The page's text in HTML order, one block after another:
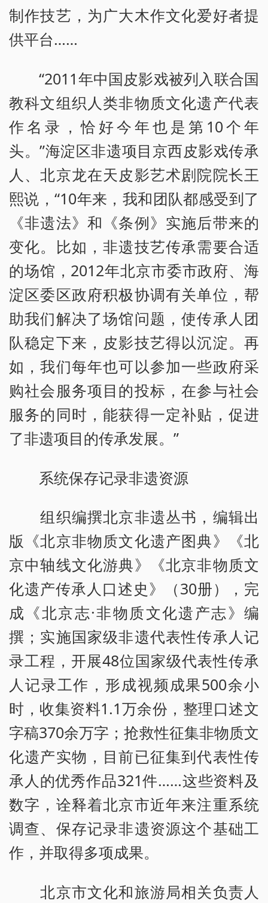
制作技艺，为广大木作文化爱好者提
供平台……
“2011年中国皮影戏被列入联合国
教科文组织人类非物质文化遗产代表
作名录，恰好今年也是第10个年
头。”海淀区非遗项目京西皮影戏传承
人、北京龙在天皮影艺术剧院院长王
熙说，“10年来，我和团队都感受到了
《非遗法》和《条例》实施后带来的
变化。比如，非遗技艺传承需要合适
的场馆，2012年北京市委市政府、海
淀区委区政府积极协调有关单位，帮
助我们解决了场馆问题，使传承人团
队稳定下来，皮影技艺得以沉淀。再
如，我们每年也可以参加一些政府采
购社会服务项目的投标，在参与社会
服务的同时，能获得一定补贴，促进
了非遗项目的传承发展。”
系统保存记录非遗资源
组织编撰北京非遗丛书，编辑出
版《北京非物质文化遗产图典》《北
京中轴线文化游典》《北京非物质文
化遗产传承人口述史》（30册），完
成《北京志·非物质文化遗产志》编
撰；实施国家级非遗代表性传承人记
录工程，开展48位国家级代表性传承
人记录工作，形成视频成果500余小
时，收集资料1.1万余份，整理口述文
字稿370余万字；抢救性征集非物质文
化遗产实物，目前已征集到代表性传
承人的优秀作品321件……这些资料及
数字，诠释着北京市近年来注重系统
调查、保存记录非遗资源这个基础工
作，并取得多项成果。
北京市文化和旅游局相关负责人